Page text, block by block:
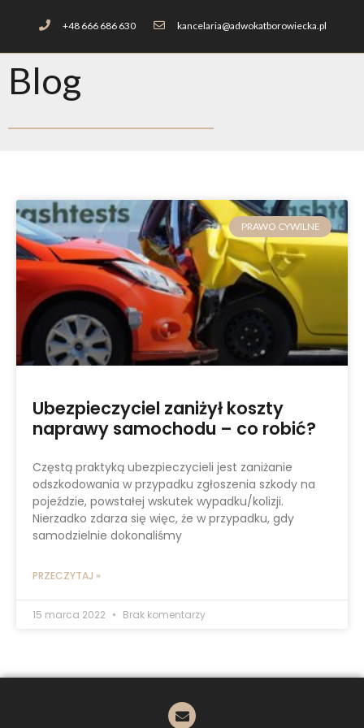
+48 666 686 630 kancelaria@adwokatborowiecka.pl
Blog
PRAWO CYWILNE
Ubezpieczyciel zaniżył koszty
naprawy samochodu – co robić?
Częstą praktyką ubezpieczycieli jest zaniżanie
odszkodowania w przypadku zgłoszenia szkody na
pojeździe, powstałej wskutek wypadku/kolizji.
Nierzadko zdarza się więc, że w przypadku, gdy
samodzielnie dokonaliśmy
PRZECZYTAJ »
15 marca 2022 Brak komentarzy